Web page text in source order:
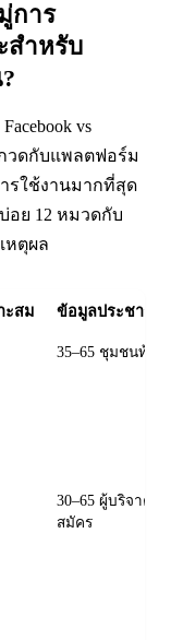
การ
สำหรับ
vs
วดกับแพลตฟอร์ม
รใช้งานมากที่สุด
อย 12 หมวดกับ
หตุผล
ะสม ข้อมูลประชากร
35–65 ชุมชนท้อง
30–65 ผู้บริจาค/อ
สมัคร